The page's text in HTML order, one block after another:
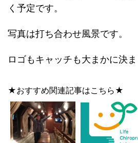
く予定です。
写真は打ち合わせ風景です。
ロゴもキャッチも大まかに決
★おすすめ関連記事はこちら★